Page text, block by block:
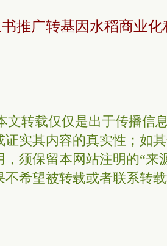
推广转基因水稻商业化
文转载仅仅是出于传播信
证实其内容的真实性；如
，须保留本网站注明的“来
不希望被转载或者联系转